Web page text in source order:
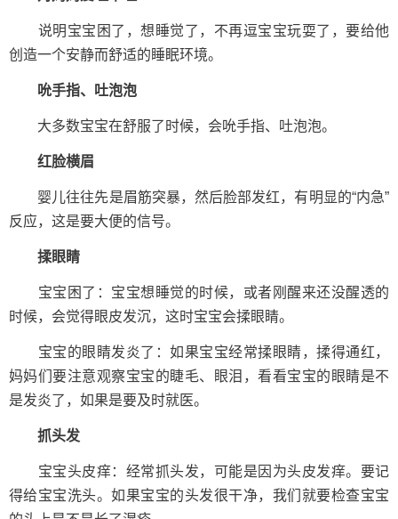
说明宝宝困了，想睡觉了，不再逗宝宝玩耍了，要给他
创造一个安静而舒适的睡眠环境。
吮手指、吐泡泡
大多数宝宝在舒服了时候，会吮手指、吐泡泡。
红脸横眉
婴儿往往先是眉筋突暴，然后脸部发红，有明显的“内急”
反应，这是要大便的信号。
揉眼睛
宝宝困了：宝宝想睡觉的时候，或者刚醒来还没醒透的
时候，会觉得眼皮发沉，这时宝宝会揉眼睛。
宝宝的眼睛发炎了：如果宝宝经常揉眼睛，揉得通红，
妈妈们要注意观察宝宝的睫毛、眼泪，看看宝宝的眼睛是不
是发炎了，如果是要及时就医。
抓头发
宝宝头皮痒：经常抓头发，可能是因为头皮发痒。要记
得给宝宝洗头。如果宝宝的头发很干净，我们就要检查宝宝